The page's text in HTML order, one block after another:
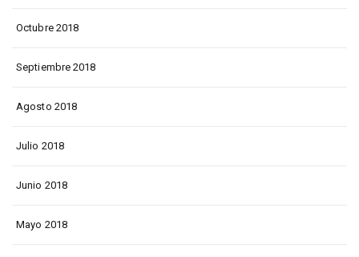
Octubre 2018
Septiembre 2018
Agosto 2018
Julio 2018
Junio 2018
Mayo 2018